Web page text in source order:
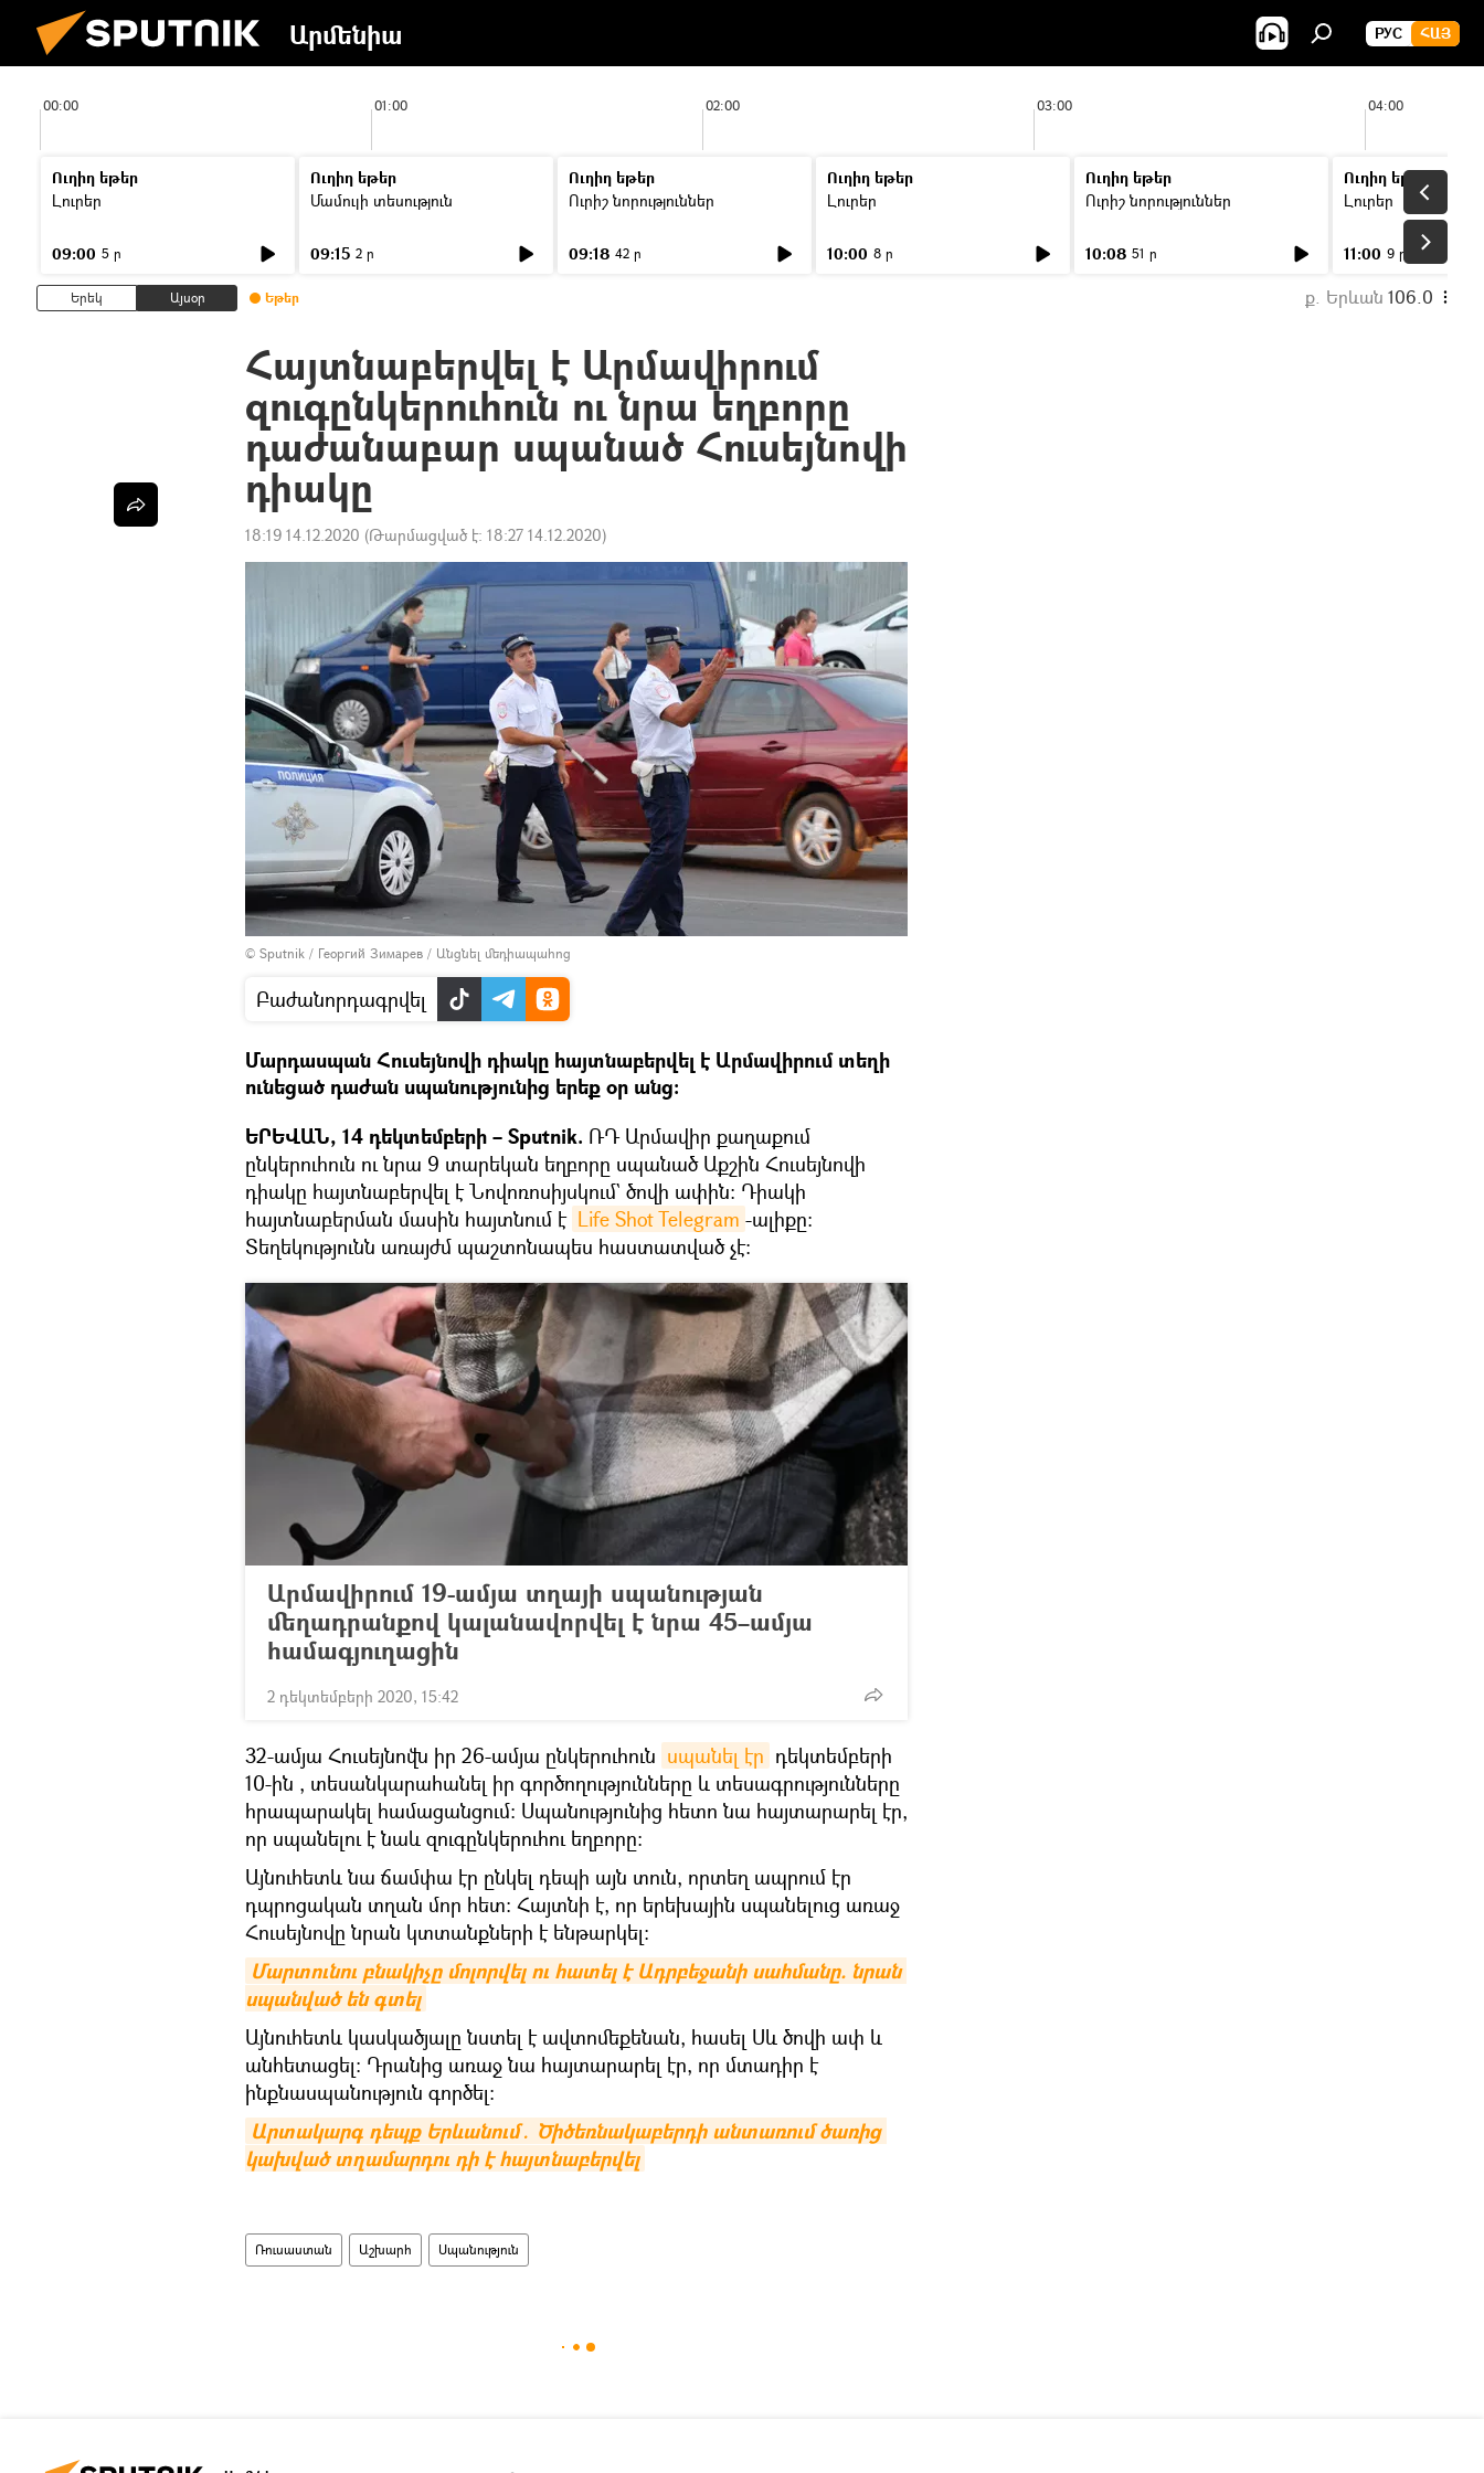
Արմենիա РУС ՀԱՅ
00:00 01:00 02:00 03:00 04:00
Ուղիղ եթեր
Լուրեր
09:00 5 ր
Ուղիղ եթեր
Մամուլի տեսություն
09:15 2 ր
Ուղիղ եթեր
Ուրիշ նորություններ
09:18 42 ր
Ուղիղ եթեր
Լուրեր
10:00 8 ր
Ուղիղ եթեր
Ուրիշ նորություններ
10:08 51 ր
Ուղիղ եթեր
Լուրեր
11:00 9 ր
Երեկ Այսօր Եթեր ք. Երևան 106.0
Հայտնաբերվել է Արմավիրում
զուգընկերուհուն ու նրա եղբորը
դաժանաբար սպանած Հուսեյնովի
դիակը
18:19 14.12.2020 (Թարմացված է: 18:27 14.12.2020)
© Sputnik / Георгий Зимарев / Անցնել մեդիապահոց
Բաժանորդագրվել
Մարդասպան Հուսեյնովի դիակը հայտնաբերվել է Արմավիրում տեղի
ունեցած դաժան սպանությունից երեք օր անց։
ԵՐԵՎԱՆ, 14 դեկտեմբերի – Sputnik. ՌԴ Արմավիր քաղաքում
ընկերուհուն ու նրա 9 տարեկան եղբորը սպանած Աքշին Հուսեյնովի
դիակը հայտնաբերվել է Նովոռոսիյսկում` ծովի ափին։ Դիակի
հայտնաբերման մասին հայտնում է Life Shot Telegram -ալիքը։
Տեղեկությունն առայժմ պաշտոնապես հաստատված չէ։
Արմավիրում 19-ամյա տղայի սպանության
մեղադրանքով կալանավորվել է նրա 45–ամյա
համագյուղացին
2 դեկտեմբերի 2020, 15:42
32-ամյա Հուսեյնովն իր 26-ամյա ընկերուհուն սպանել էր դեկտեմբերի
10-ին , տեսանկարահանել իր գործողությունները և տեսագրությունները
հրապարակել համացանցում: Սպանությունից հետո նա հայտարարել էր,
որ սպանելու է նաև զուգընկերուհու եղբորը։
Այնուհետև նա ճամփա էր ընկել դեպի այն տուն, որտեղ ապրում էր
դպրոցական տղան մոր հետ։ Հայտնի է, որ երեխային սպանելուց առաջ
Հուսեյնովը նրան կտտանքների է ենթարկել։
Մարտունու բնակիչը մոլորվել ու հատել է Ադրբեջանի սահմանը. նրան
սպանված են գտել
Այնուհետև կասկածյալը նստել է ավտոմեքենան, հասել Սև ծովի ափ և
անհետացել։ Դրանից առաջ նա հայտարարել էր, որ մտադիր է
ինքնասպանություն գործել։
Արտակարգ դեպք Երևանում․ Ծիծեռնակաբերդի անտառում ծառից
կախված տղամարդու դի է հայտնաբերվել
Ռուսաստան Աշխարհ Սպանություն